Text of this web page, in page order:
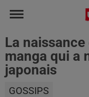
La
manga qui a
japonais
GOSSIPS